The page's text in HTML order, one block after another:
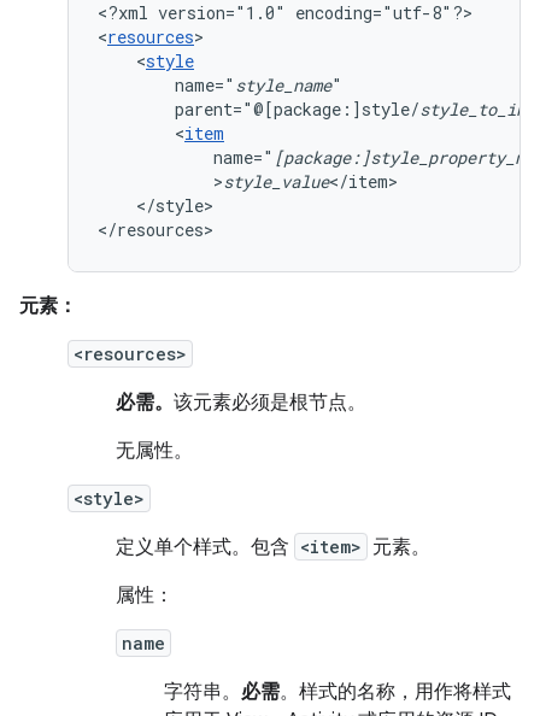
<?xml version="1.0"
encoding="utf-8"?>
<resources
<style
name=" style_name
parent="@[package:]style/
<item
name="
>style_value
</style>
</resources>
元素：
<resources>
必需。 该元素必须是根节点。
无属性。
<style>
定义单个样式。包含 <item> 元素。
属性：
name
字符串。 必需。样式的名称，用作将样式